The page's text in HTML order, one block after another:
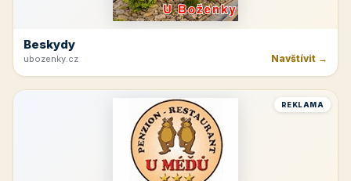
Beskydy
ubozenky.cz Navštívit →
REKLAMA